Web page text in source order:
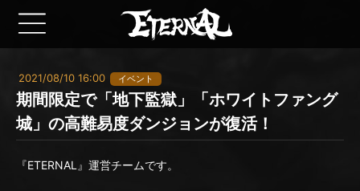
2021/08/10 16:00 イベント
期間限定で「地下監獄」「ホワイトファング
城」の高難易度ダンジョンが復活！
『ETERNAL』運営チームです。